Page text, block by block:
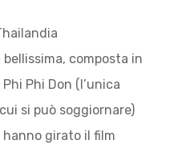
bellissima, composta in
Phi Don (l’unica
si può soggiornare)
hanno girato il film